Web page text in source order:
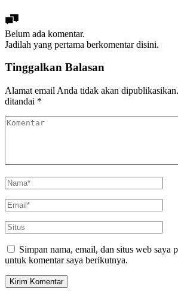
Belum ada komentar.
Jadilah yang pertama berkomentar disini.
Tinggalkan Balasan
Alamat email Anda tidak akan dipublikasikan.
ditandai *
Simpan nama, email, dan situs web saya
untuk komentar saya berikutnya.